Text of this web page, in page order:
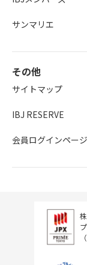
サンマリエ
その他
サイトマップ
IBJ RESERVE
会員ログインページ